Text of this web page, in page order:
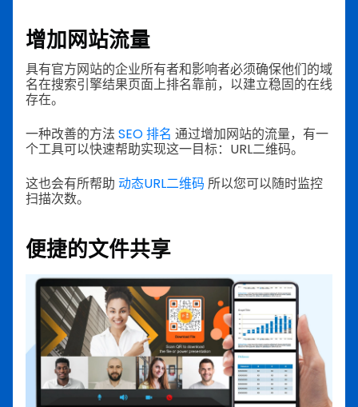
增加网站流量
具有官方网站的企业所有者和影响者必须确保他们的域
名在搜索引擎结果页面上排名靠前，以建立稳固的在线
存在。
一种改善的方法 SEO 排名 通过增加网站的流量，有一
个工具可以快速帮助实现这一目标：URL二维码。
这也会有所帮助 动态URL二维码 所以您可以随时监控
扫描次数。
便捷的文件共享